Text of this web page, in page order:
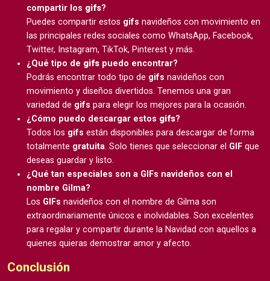
compartir los gifs?
Puedes compartir estos gifs navideños con movimiento en
las principales redes sociales como WhatsApp, Facebook,
Twitter, Instagram, TikTok, Pinterest y más.
¿Qué tipo de gifs puedo encontrar?
Podrás encontrar todo tipo de gifs navideños con
movimiento y diseños divertidos. Tenemos una gran
variedad de gifs para elegir los mejores para la ocasión.
¿Cómo puedo descargar estos gifs?
Todos los gifs están disponibles para descargar de forma
totalmente gratuita. Solo tienes que seleccionar el GIF que
deseas guardar y listo.
¿Qué tan especiales son a GIFs navideños con el
nombre Gilma?
Los GIFs navideños con el nombre de Gilma son
extraordinariamente únicos e inolvidables. Son excelentes
para regalar y compartir durante la Navidad con aquellos a
quienes quieras demostrar amor y afecto.
Conclusión